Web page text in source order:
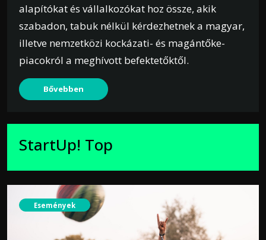
alapítókat és vállalkozókat hoz össze, akik
szabadon, tabuk nélkül kérdezhetnek a magyar,
illetve nemzetközi kockázati- és magántőke-
piacokról a meghívott befektetőktől.
Bővebben
StartUp! Top
Események